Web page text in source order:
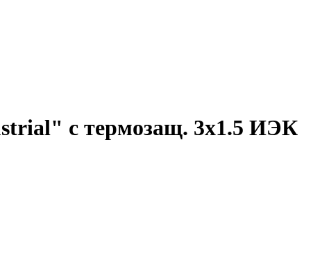
с термозащ. 3х1.5 ИЭК